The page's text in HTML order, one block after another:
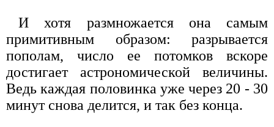
И хотя размножается она самым
примитивным образом: разрывается
пополам, число ее потомков вскоре
достигает астрономической величины.
Ведь каждая половинка уже через 20 - 30
минут снова делится, и так без конца.